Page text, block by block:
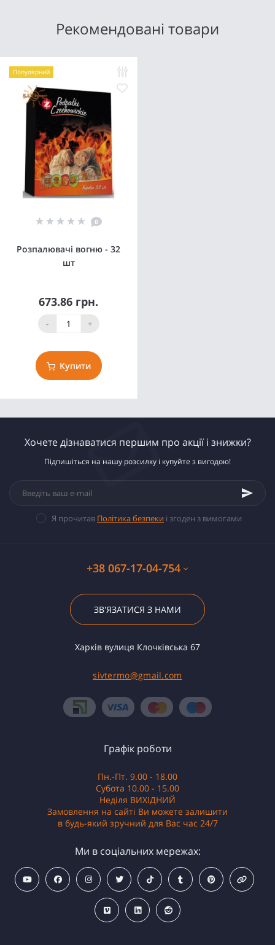
Рекомендовані товари
Популярний
0
Розпалювачі вогню - 32
шт
673.86 грн.
- +
Купити
Хочете дізнаватися першим про акції і знижки?
Підпишіться на нашу розсилку і купуйте з вигодою!
Я прочитав Політика безпеки і згоден з вимогами
+38 067-17-04-754
ЗВ'ЯЗАТИСЯ З НАМИ
Харків вулиця Клочківська 67
sivtermo@gmail.com
Графік роботи
Пн.-Пт. 9.00 - 18.00
Субота 10.00 - 15.00
Неділя ВИХІДНИЙ
Замовлення на сайті Ви можете залишити
в будь-який зручний для Вас час 24/7
Ми в соціальних мережах: